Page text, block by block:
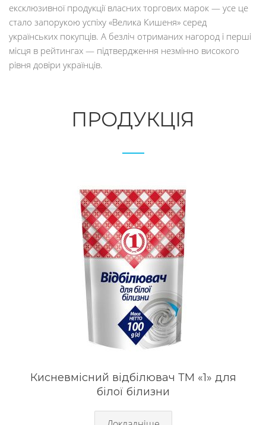
ексклюзивної продукції власних торгових марок — усе це
стало запорукою успіху «Велика Кишеня» серед
українських покупців. А безліч отриманих нагород і перші
місця в рейтингах — підтвердження незмінно високого
рівня довіри українців.
ПРОДУКЦІЯ
Кисневмісний відбілювач ТМ «1» для
білої білизни